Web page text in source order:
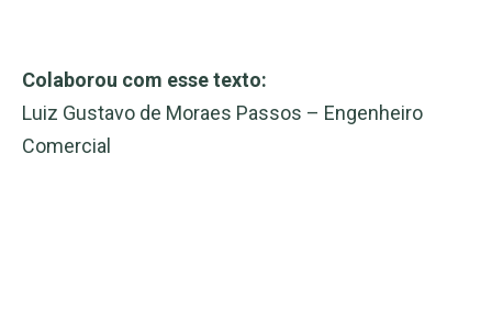
Colaborou com esse texto:
Luiz Gustavo de Moraes Passos – Engenheiro
Comercial